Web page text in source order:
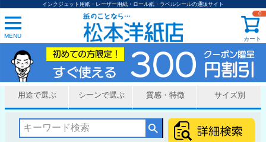
インクジェット用紙・レーザー用紙・ロール紙・ラベルシールの通販サイト
MENU カート
0
用途で選ぶ シーンで選ぶ 質感・特徴 サイズ別